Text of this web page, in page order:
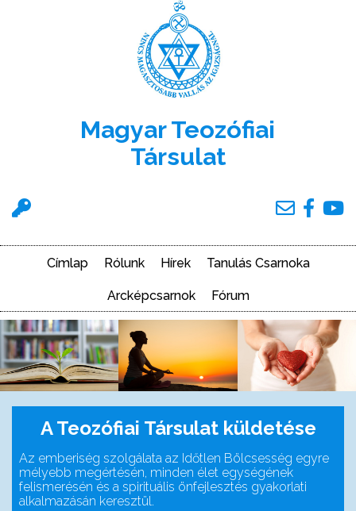
Felhasználói
Magyar Teozófiai
Társulat
Címlap Rólunk Hírek Tanulás Csarnoka
Arcképcsarnok Fórum
A Teozófiai Társulat küldetése
Az emberiség szolgálata az Időtlen Bölcsesség egyre
mélyebb megértésén, minden élet egységének
felismerésén és a spirituális önfejlesztés gyakorlati
alkalmazásán keresztül.